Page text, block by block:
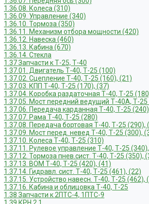
1.36.08. Колеса (310)
1.36.09. Управление (340)
1.36.10. Тормоза (350)
1.36.11. Механизм отбора мощности (420)
1.36.12. Навеска (460)
1.36.13. Кабина (670)
1.36.14. Стекла
1.37 Запчасти к Т-25, Т-40
1.37.01. Двигатель Т-40, Т-25 (100)
1.37.02. Сцепление Т-40, Т-25 (160), (21)
1.37.03. КПП Т-40, Т-25 (170), (37)
1.37.04. Коробка раздаточная Т-40, Т-25
1.37.05. Мост передний ведущий Т-40А, Т-25
1.37.06. Передача карданная Т-40, Т-25 (240)
1.37.07. Рама Т-40, Т-25 (280)
1.37.08. Передача бортовая Т-40, Т-25 (290),
1.37.09. Мост перед. невед Т-40, Т-25 (300),
1.37.10. Колеса Т-40, Т-25 (310)
1.37.11. Рулевое управление Т-40, Т-25
1.37.12. Тормоза пнев.сист. Т-40, Т-25 (350),
1.37.13. ВОМ Т-40, Т-25 (420), (41)
1.37.14. Гидравл. сист. Т-40, Т-25 (461), (22)
1.37.15. Устройство навесн. Т-40, Т-25 (462),
1.37.16. Кабина и облицовка Т-40, Т-25
1.38 Запчасти к 2ПТС-4, 1ПТС-9